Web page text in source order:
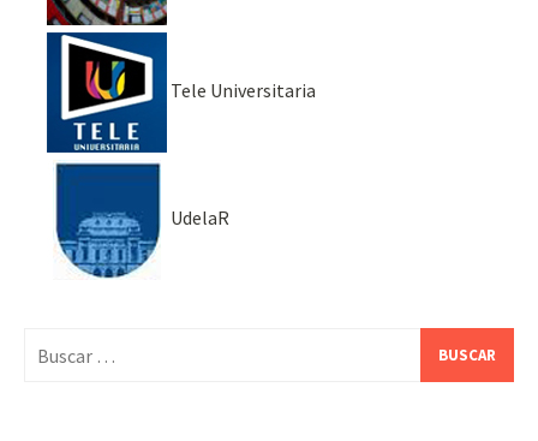
Tele Universitaria
UdelaR